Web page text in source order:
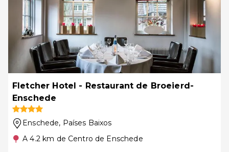
Fletcher Hotel - Restaurant de Broeierd-
Enschede
Enschede, Países Baixos
A 4.2 km de Centro de Enschede